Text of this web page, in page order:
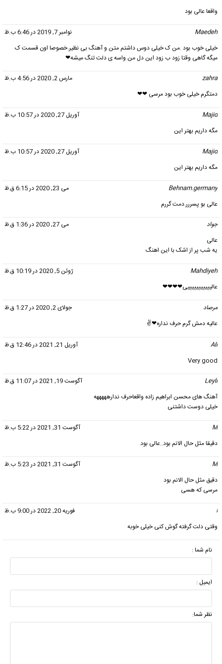
واقعا عالی بود
Maedeh
نوامبر 7, 2019 در 6:46 ب.ظ
خیلی خوب بود .من ک خیلی دوس داشتم متن و آهنگ بی نظیر.خصوصا اون قسمت ک
میگه گاهی وقتا زود ب زود این دل من واسه ی دلت تنگ میشه❤
zahra
مارس 2, 2020 در 4:56 ب.ظ
دمتگرم خیلی خوب بود مرسی ❤❤
Majid
آوریل 27, 2020 در 10:57 ب.ظ
مگه داریم بهتر این
Majid
آوریل 27, 2020 در 10:57 ب.ظ
مگه داریم بهتر این
Behnam.germany
می 23, 2020 در 6:15 ق.ظ
عالی بو پسررر.دمت گررم
جواد
می 27, 2020 در 1:36 ق.ظ
عالی
یه شب پر از اشک با این اهنگ
Mahdiyeh
ژوئن 5, 2020 در 10:19 ق.ظ
عالیییییییییییی❤❤❤❤
مرصاد
جولای 2, 2020 در 1:27 ق.ظ
عالیه دمش گرم حرف نداره❤✌
Ali
آوریل 21, 2021 در 12:46 ق.ظ
Very good
Leyli
آگوست 19, 2021 در 11:07 ق.ظ
آهنگ های محسن ابراهیم زاده واقعاحرف ندارهههههه
خیلی دوست داشتنی
M
آگوست 31, 2021 در 5:22 ب.ظ
دقیقا مثل حال الانم بود..عالی بود
M
آگوست 31, 2021 در 5:23 ب.ظ
دقیق مثل حال الانم بود
مرسی که هسی
ا
فوریه 20, 2022 در 9:00 ب.ظ
وقتی دلت گرفته گوش کنی خیلی خوبه
نام شما :
ایمیل :
نظر شما: